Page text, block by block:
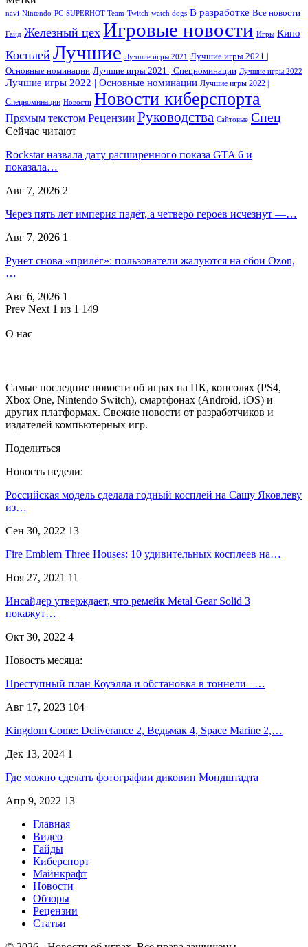
navi Nintendo PC SUPERHOT Team Twitch watch dogs В разработке Все новости
Гайд Железный цех Игровые новости Игры Кино
Косплей Лучшие Лучшие игры 2021
Лучшие игры 2021 |
Основные номинации Лучшие игры 2021 | Спецноминации Лучшие игры 2022
Лучшие игры 2022 | Основные номинации Лучшие игры 2022 |
Спецноминации Новости Новости киберспорта
Прямым текстом Рецензии Руководства Сайтовые Спец
Сейчас читают
Rockstar назвала дату расширенного показа GTA 6 и
показала…
Авг 7, 2026 2
Через пять лет империя падёт, а четверо героев исчезнут —…
Авг 7, 2026 1
Рунет снова «прилёг»: пользователи жалуются на сбои Ozon,
…
Авг 6, 2026 1
Prev Next 1 из 1 149
О нас
Самые последние новости об играх на ПК, консолях (PS4,
Xbox One, Nintendo Switch), смартфонах (Android, iOS) и
других платформах. Свежие новости от разработчиков и
издателей компьютерных игр.
Поделиться
Новость недели:
Российская модель сделала годный косплей на Сашу Яковлеву
из…
Сен 30, 2022 13
Fire Emblem Three Houses: 10 удивительных косплеев на…
Ноя 27, 2021 11
Инсайдер утверждает, что ремейк Metal Gear Solid 3
покажут…
Окт 30, 2022 4
Новость месяца:
Преступный план Коуэлла и обстановка в тоннели –…
Авг 17, 2023 104
Kingdom Come: Deliverance 2, Ведьмак 4, Space Marine 2,…
Дек 13, 2024 1
Где можно сделать фотографии диковин Мондштадта
Апр 9, 2022 13
Главная
Видео
Гайды
Киберспорт
Майнкрафт
Новости
Обзоры
Рецензии
Статьи